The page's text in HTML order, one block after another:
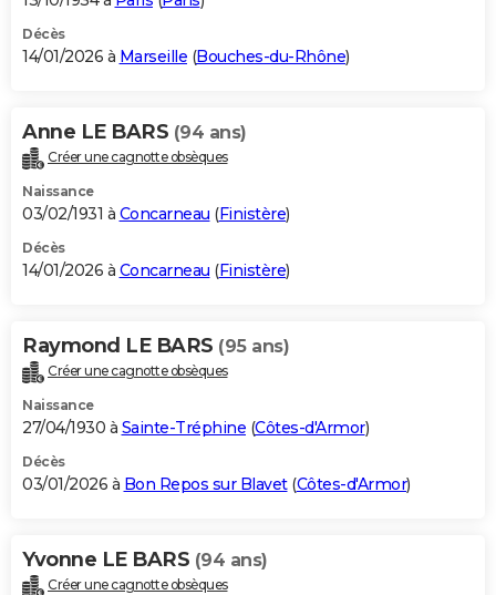
Décès
14/01/2026 à Marseille (Bouches-du-Rhône)
Anne LE BARS (94 ans)
Créer une cagnotte obsèques
Naissance
03/02/1931 à Concarneau (Finistère)
Décès
14/01/2026 à Concarneau (Finistère)
Raymond LE BARS (95 ans)
Créer une cagnotte obsèques
Naissance
27/04/1930 à Sainte-Tréphine (Côtes-d'Armor)
Décès
03/01/2026 à Bon Repos sur Blavet(Côtes-d'Armor)
Yvonne LE BARS (94 ans)
Créer une cagnotte obsèques